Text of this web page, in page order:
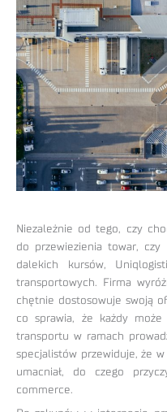
Niezależnie od tego, czy
do przewiezienia towar, czy
dalekich kursów,
transportowych. Firma
chętnie dostosowuje swoją
co sprawia, że każdy może
transportu w ramach
specjalistów przewiduje, że
umacniał, do czego
commerce.